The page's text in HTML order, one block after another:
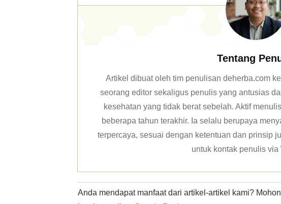
Tentang
Artikel dibuat oleh tim penulisan deherba.com
seorang editor sekaligus penulis yang antusias
kesehatan yang tidak berat sebelah. Aktif
beberapa tahun terakhir. Ia selalu berupaya
terpercaya, sesuai dengan ketentuan dan prinsip
untuk kontak penulis via
Anda mendapat manfaat dari artikel-artikel kami?